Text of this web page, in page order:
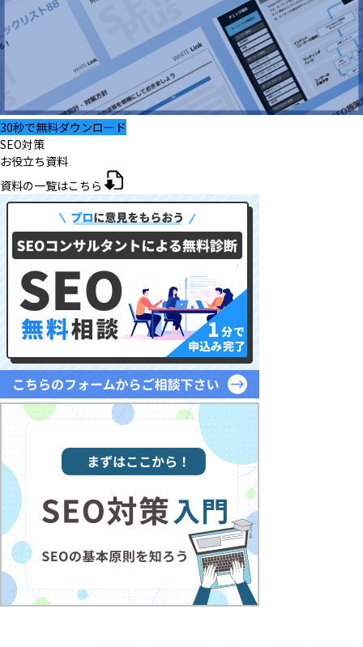
30秒で無料ダウンロード
SEO対策
お役立ち資料
資料の一覧はこちら